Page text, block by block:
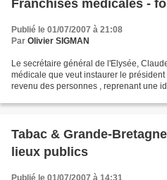
Franchises médicales -
Publié le 01/07/2007 à 21:08
Par Olivier SIGMAN
Le secrétaire général de l'Elysée,
médicale que veut instaurer le
revenu des personnes , reprenant une
Tabac & Grande-
lieux publics
Publié le 01/07/2007 à 14:31